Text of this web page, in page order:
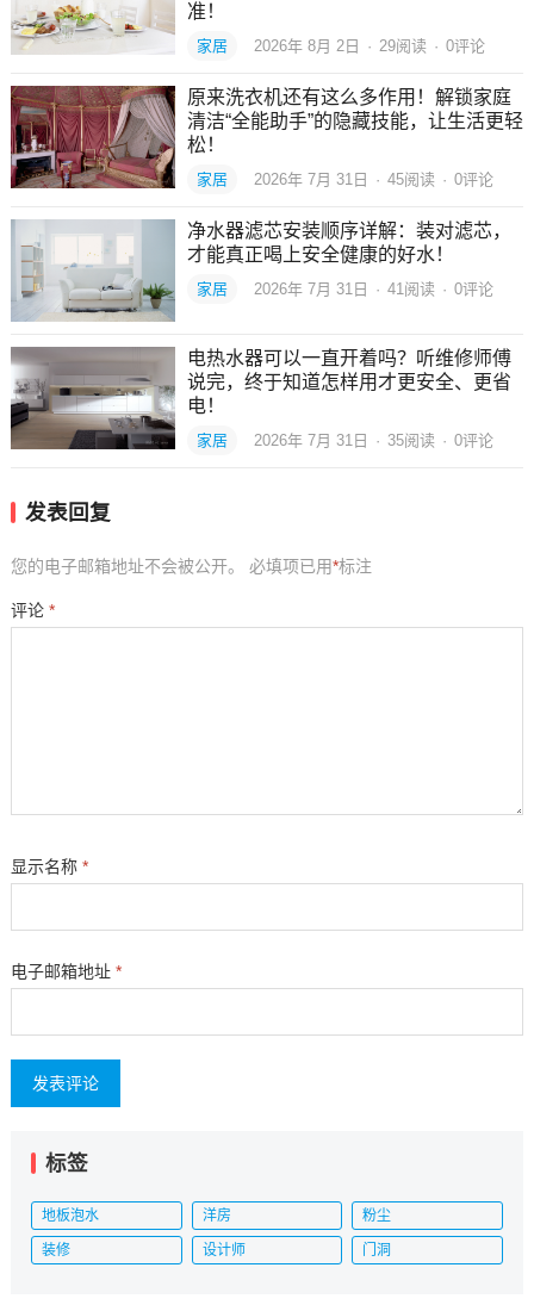
准！
家居 2026年 8月 2日 · 29阅读 · 0评论
原来洗衣机还有这么多作用！解锁家庭
清洁“全能助手”的隐藏技能，让生活更轻
松！
家居 2026年 7月 31日 · 45阅读 · 0评论
净水器滤芯安装顺序详解：装对滤芯，
才能真正喝上安全健康的好水！
家居 2026年 7月 31日 · 41阅读 · 0评论
电热水器可以一直开着吗？听维修师傅
说完，终于知道怎样用才更安全、更省
电！
家居 2026年 7月 31日 · 35阅读 · 0评论
发表回复
您的电子邮箱地址不会被公开。 必填项已用*标注
评论 *
显示名称 *
电子邮箱地址 *
标签
地板泡水 洋房 粉尘
装修 设计师 门洞